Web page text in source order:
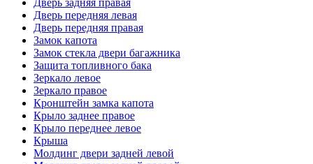
Дверь передняя левая
Дверь передняя правая
Замок капота
Замок стекла двери багажника
Защита топливного бака
Зеркало левое
Зеркало правое
Кронштейн замка капота
Крыло заднее правое
Крыло переднее левое
Крыша
Молдинг двери задней левой